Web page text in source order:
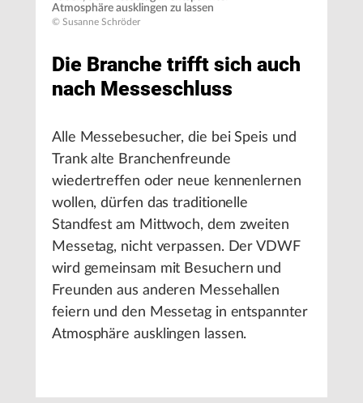
Atmosphäre ausklingen zu lassen
© Susanne Schröder
Die Branche trifft sich auch
nach Messeschluss
Alle Messebesucher, die bei Speis und
Trank alte Branchenfreunde
wiedertreffen oder neue kennenlernen
wollen, dürfen das traditionelle
Standfest am Mittwoch, dem zweiten
Messetag, nicht verpassen. Der VDWF
wird gemeinsam mit Besuchern und
Freunden aus anderen Messehallen
feiern und den Messetag in entspannter
Atmosphäre ausklingen lassen.